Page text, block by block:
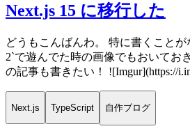
Next.js 15 に移行した
どうもこんばんわ。 特に書くこと
2`で遊んでた時の画像でもおいてお
の記事も書きたい！ ![Imgur](https://
Next.js TypeScript 自作ブログ